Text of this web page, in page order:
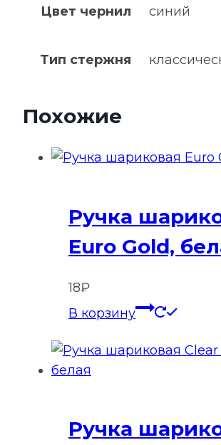
Цвет чернил синий
Тип стержня
Похожие
Ручка
Euro Gold,
18₽
В корзину
Ручка